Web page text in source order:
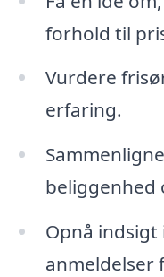
forhold til
Vurdere
erfaring.
beliggenhed
Opnå indsigt
anmeldelser